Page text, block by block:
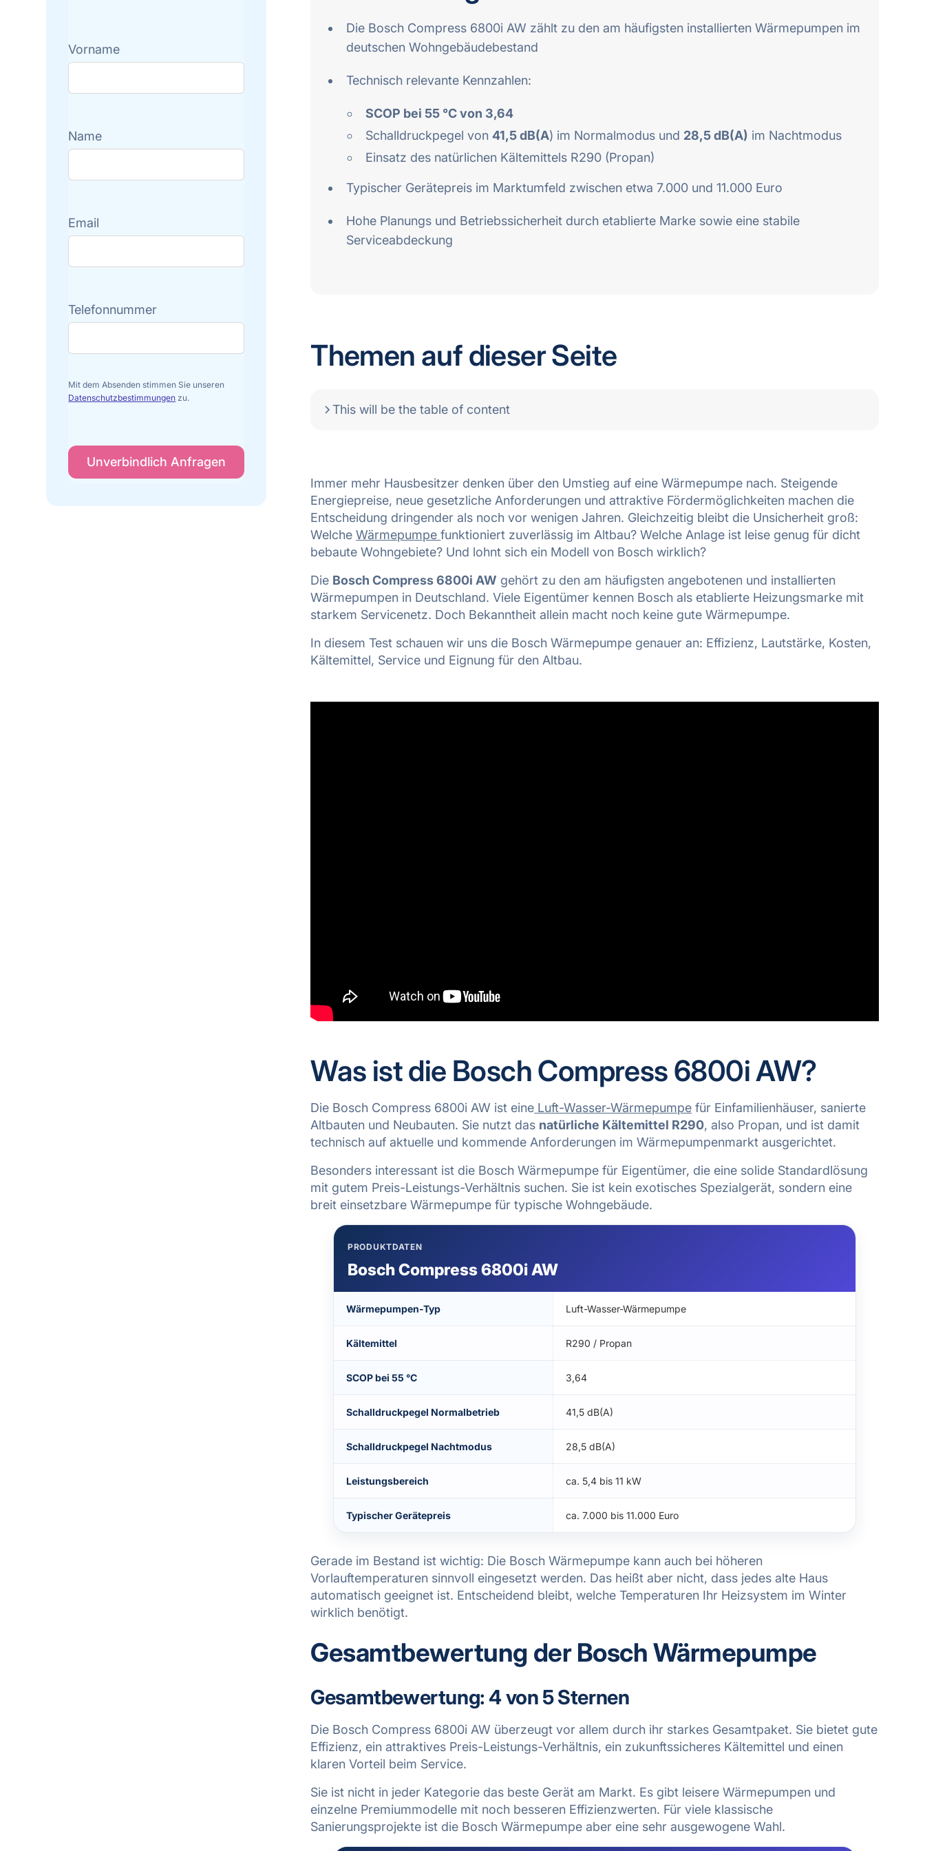
Vorname
Name
Email
Telefonnummer
Mit dem Absenden stimmen Sie unseren
Datenschutzbestimmungen zu.
Die Bosch Compress 6800i AW zählt zu den am häufigsten installierten Wärmepumpen im
deutschen Wohngebäudebestand
Technisch relevante Kennzahlen:
SCOP bei 55 °C von 3,64
Schalldruckpegel von41,5 dB(A) im Normalmodus und 28,5 dB(A) im Nachtmodus
Einsatz des natürlichen Kältemittels R290 (Propan)
Typischer Gerätepreis im Marktumfeld zwischen etwa 7.000 und 11.000 Euro
Hohe Planungs und Betriebssicherheit durch etablierte Marke sowie eine stabile
Serviceabdeckung
Themen auf dieser Seite
This will be the table of content
Immer mehr Hausbesitzer denken über den Umstieg auf eine Wärmepumpe nach. Steigende
Energiepreise, neue gesetzliche Anforderungen und attraktive Fördermöglichkeiten machen die
Entscheidung dringender als noch vor wenigen Jahren. Gleichzeitig bleibt die Unsicherheit groß:
WelcheWärmepumpefunktioniert zuverlässig im Altbau? Welche Anlage ist leise genug für dicht
bebaute Wohngebiete? Und lohnt sich ein Modell von Bosch wirklich?
Die Bosch Compress 6800i AW gehört zu den am häufigsten angebotenen und installierten
Wärmepumpen in Deutschland. Viele Eigentümer kennen Bosch als etablierte Heizungsmarke mit
starkem Servicenetz. Doch Bekanntheit allein macht noch keine gute Wärmepumpe.
In diesem Test schauen wir uns die Bosch Wärmepumpe genauer an: Effizienz, Lautstärke, Kosten,
Kältemittel, Service und Eignung für den Altbau.
Was ist die Bosch Compress 6800i AW?
Die Bosch Compress 6800i AW ist eine Luft-Wasser-Wärmepumpe für Einfamilienhäuser, sanierte
Altbauten und Neubauten. Sie nutzt das natürliche Kältemittel R290, also Propan, und ist damit
technisch auf aktuelle und kommende Anforderungen im Wärmepumpenmarkt ausgerichtet.
Besonders interessant ist die Bosch Wärmepumpe für Eigentümer, die eine solide Standardlösung
mit gutem Preis-Leistungs-Verhältnis suchen. Sie ist kein exotisches Spezialgerät, sondern eine
breit einsetzbare Wärmepumpe für typische Wohngebäude.
PRODUKTDATEN
Bosch Compress 6800i AW
Wärmepumpen-Typ Luft-Wasser-Wärmepumpe
Kältemittel R290 / Propan
SCOP bei 55 °C 3,64
Schalldruckpegel Normalbetrieb 41,5 dB(A)
Schalldruckpegel Nachtmodus 28,5 dB(A)
Leistungsbereich ca. 5,4 bis 11 kW
Typischer Gerätepreis ca. 7.000 bis 11.000 Euro
Gerade im Bestand ist wichtig: Die Bosch Wärmepumpe kann auch bei höheren
Vorlauftemperaturen sinnvoll eingesetzt werden. Das heißt aber nicht, dass jedes alte Haus
automatisch geeignet ist. Entscheidend bleibt, welche Temperaturen Ihr Heizsystem im Winter
wirklich benötigt.
Gesamtbewertung der Bosch Wärmepumpe
Gesamtbewertung: 4 von 5 Sternen
Die Bosch Compress 6800i AW überzeugt vor allem durch ihr starkes Gesamtpaket. Sie bietet gute
Effizienz, ein attraktives Preis-Leistungs-Verhältnis, ein zukunftssicheres Kältemittel und einen
klaren Vorteil beim Service.
Sie ist nicht in jeder Kategorie das beste Gerät am Markt. Es gibt leisere Wärmepumpen und
einzelne Premiummodelle mit noch besseren Effizienzwerten. Für viele klassische
Sanierungsprojekte ist die Bosch Wärmepumpe aber eine sehr ausgewogene Wahl.